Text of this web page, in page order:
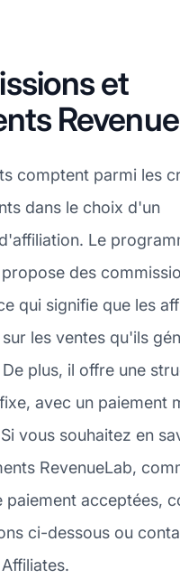
et
comptent parmi les
dans le choix d'un
Le
des
qui signifie que les
les ventes qu'ils
plus, il offre une
avec un paiement
vous souhaitez en
RevenueLab,
paiement acceptées,
ci-dessous ou